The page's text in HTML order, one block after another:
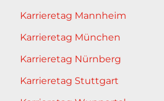
Karrieretag Mannheim
Karrieretag München
Karrieretag Nürnberg
Karrieretag Stuttgart